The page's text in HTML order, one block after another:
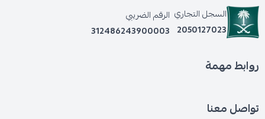
السجل التجاري
2050127023
الرقم الضريبي
312486243900003
روابط مهمة
تواصل معنا